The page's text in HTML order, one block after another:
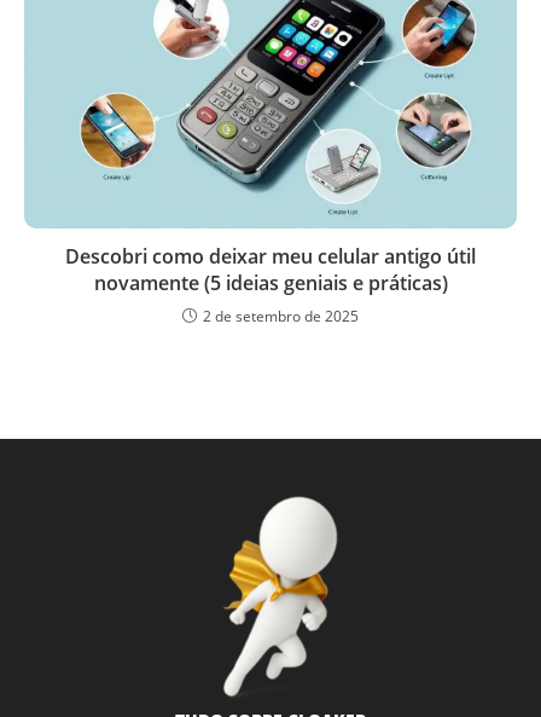
Descobri como deixar meu celular antigo útil
novamente (5 ideias geniais e práticas)
2 de setembro de 2025